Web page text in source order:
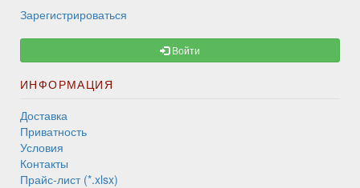
Зарегистрироваться
Войти
ИНФОРМАЦИЯ
Доставка
Приватность
Условия
Контакты
Прайс-лист (*.xlsx)